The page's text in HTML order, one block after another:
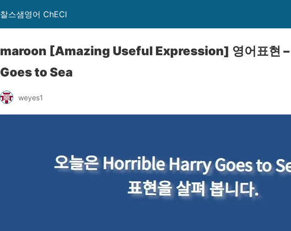
찰스샘영어 ChECl
maroon [Amazing Useful Expression] 영어표현
Goes to Sea
weyes1